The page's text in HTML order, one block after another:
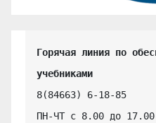
Горячая линия по
учебниками
8(84663) 6-18-85
ПН-ЧТ с 8.00 до 17.00